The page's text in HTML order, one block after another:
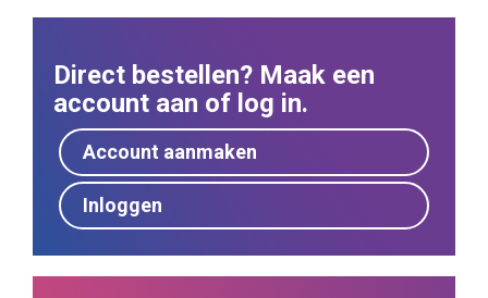
Direct bestellen? Maak een
account aan of log in.
Account aanmaken
Inloggen